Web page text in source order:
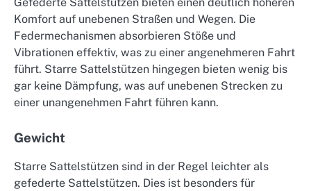
Komfort auf unebenen Straßen und Wegen. Die
Federmechanismen absorbieren Stöße und
Vibrationen effektiv, was zu einer angenehmeren Fahrt
führt. Starre Sattelstützen hingegen bieten wenig bis
gar keine Dämpfung, was auf unebenen Strecken zu
einer unangenehmen Fahrt führen kann.
Gewicht
Starre Sattelstützen sind in der Regel leichter als
gefederte Sattelstützen. Dies ist besonders für